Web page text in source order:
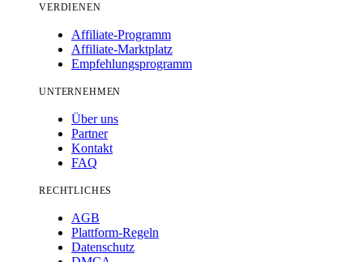
VERDIENEN
Affiliate-Programm
Affiliate-Marktplatz
Empfehlungsprogramm
UNTERNEHMEN
Über uns
Partner
Kontakt
FAQ
RECHTLICHES
AGB
Plattform-Regeln
Datenschutz